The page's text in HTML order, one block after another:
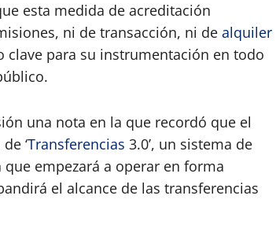
esta medida de acreditación
ni de transacción, ni de alquiler
clave para su instrumentación en todo
una nota en la que recordó que el
‘Transferencias 3.0’, un sistema de
empezará a operar en forma
el alcance de las transferencias